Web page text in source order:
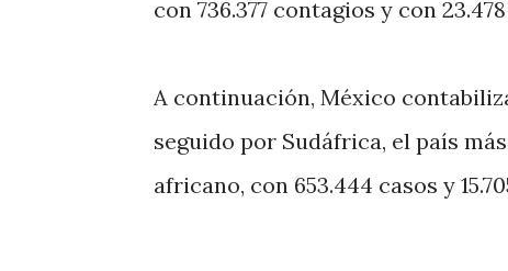
con 736.377 contagios y con
A continuación, México
seguido por Sudáfrica, el país
africano, con 653.444 casos y